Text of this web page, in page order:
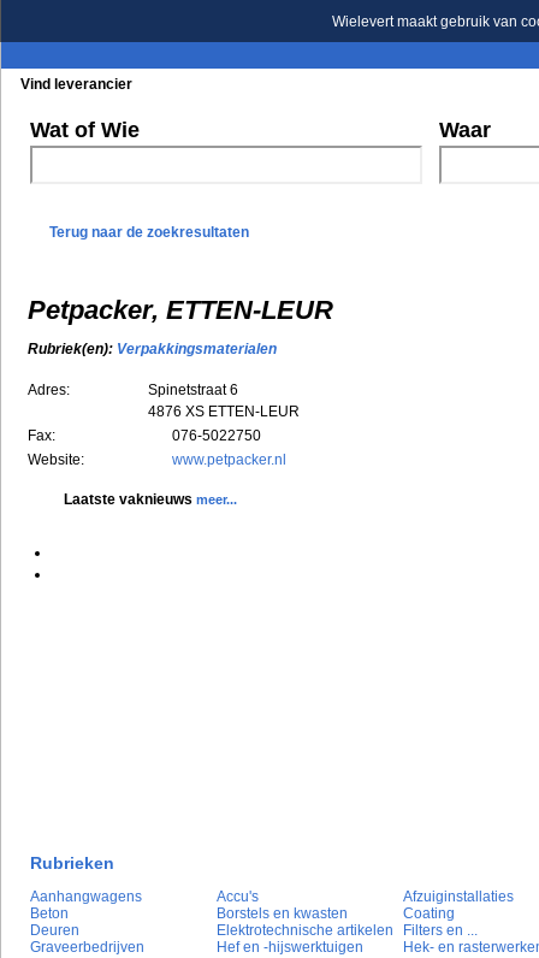
Wielevert maakt gebruik van
Vind leverancier
Wat of Wie Waar
Terug naar de zoekresultaten
Petpacker, ETTEN-LEUR
Rubriek(en): Verpakkingsmaterialen
Adres:
Spinetstraat 6
4876 XS ETTEN-LEUR
Fax:
076-5022750
Website:
www.petpacker.nl
Laatste vaknieuws meer...
Rubrieken
Aanhangwagens Accu's
Afzuiginstallaties
Beton
Borstels en kwasten
Coating
Deuren
Elektrotechnische artikelen
Filters en ...
Graveerbedrijven
Hef en -hijswerktuigen
Hek- en